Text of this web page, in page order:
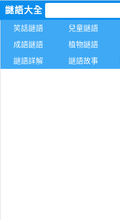
謎語大全
笑話謎語 兒童謎語
成語謎語
植物謎語
謎語詳解
謎語故事